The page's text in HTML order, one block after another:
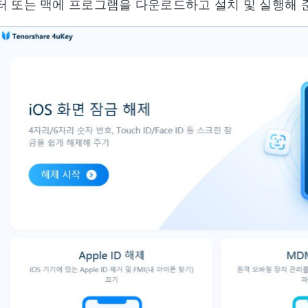
또는 맥에 프로그램을 다운로드하고 설치 및 실행해